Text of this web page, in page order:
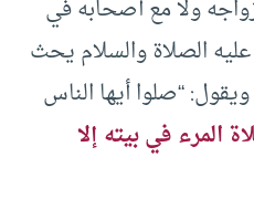
ولا مع أصحابه في
الصلاة والسلام يحث
“صلوا أيها الناس
المرء في بيته إلا